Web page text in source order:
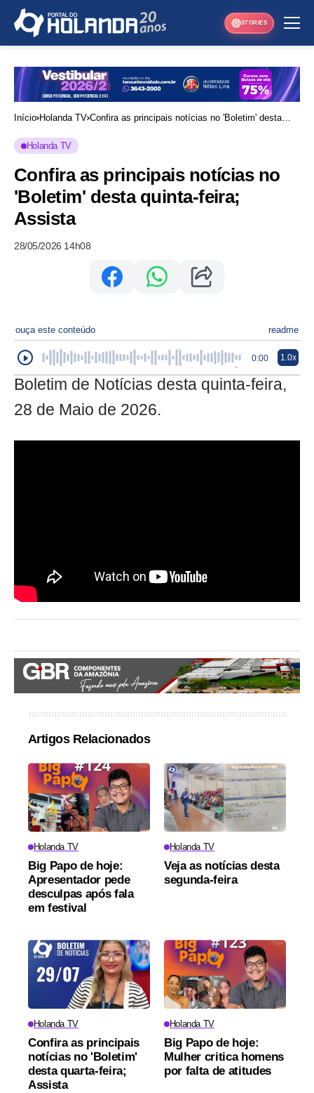
STORIES
Início Holanda TV Confira as principais notícias no 'Boletim' desta
Holanda TV
Confira as principais notícias no
'Boletim' desta quinta-feira;
Assista
28/05/2026 14h08
ouça este conteúdo readme
0:00 1.0x
Boletim de Notícias desta quinta-feira,
28 de Maio de 2026.
Artigos Relacionados
Holanda TV
Big Papo de hoje:
Apresentador pede
desculpas após fala
em festival
Holanda TV
Veja as notícias desta
segunda-feira
Holanda TV
Confira as principais
notícias no 'Boletim'
desta quarta-feira;
Assista
Holanda TV
Big Papo de hoje:
Mulher critica homens
por falta de atitudes